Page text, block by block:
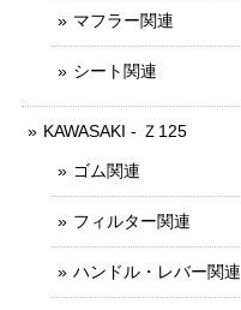
マフラー関連
シート関連
KAWASAKI - Ｚ125
ゴム関連
フィルター関連
ハンドル・レバー関連